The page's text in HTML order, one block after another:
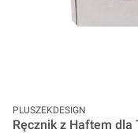
PRODUCENT
PLUSZEKDESIGN
Ręcznik z Haftem